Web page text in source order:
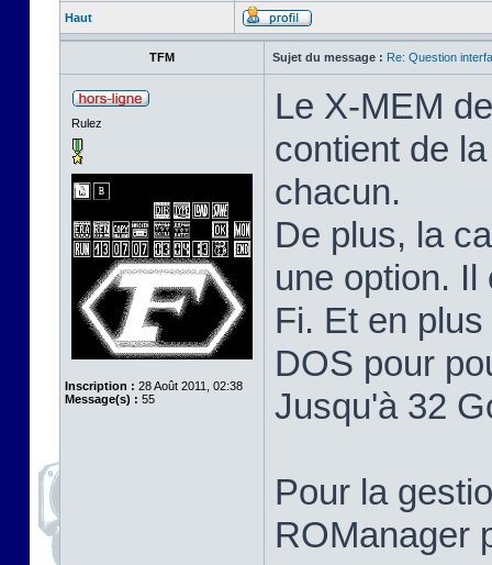
Haut
TFM Sujet du message : Re: Question
Rulez
Inscription : 28 Août 2011, 02:38
Message(s) : 55
Le X-MEM
contient de
chacun.
De plus, la
une option.
Fi. Et en
DOS pour
Jusqu'à 32
Pour la
ROManager